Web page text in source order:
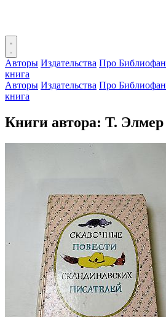
Авторы Издательства Про Библиофан
книга
Авторы Издательства Про Библиофан
книга
Книги автора: Т. Элмер